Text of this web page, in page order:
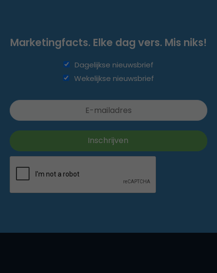
Marketingfacts. Elke dag vers. Mis niks!
Dagelijkse nieuwsbrief
Wekelijkse nieuwsbrief